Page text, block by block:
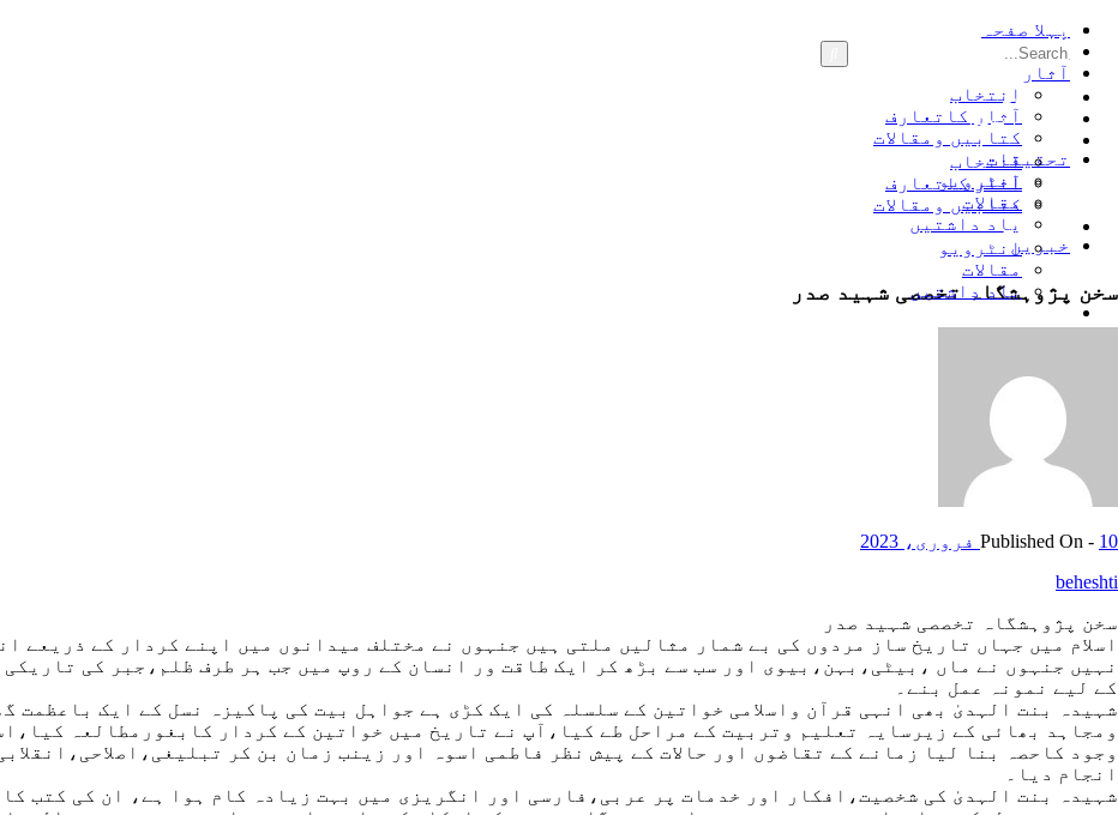
پہلا صفحہ
سوانح زندگی
آثار
انتخاب
آثار کاتعارف
کتابیں ومقالات
تحقیقات
انٹرویو
مقالات
یاد داشتیں
پہلا صفحہ
سوانح زندگی
آثار
انتخاب
آثار کاتعارف
کتابیں ومقالات
تحقیقات
انٹرویو
مقالات
یاد داشتیں
خبریں
سخن پژوہشگاہ تخصصی شہید صدر
Published On - 10 فروری، 2023
beheshti
سخن پژوہشگاہ تخصصی شہید صدر
اسلام میں جہاں تاریخ ساز مردوں کی بے شمار مثالیں ملتی ہیں جنہوں نے مختلف میدانوں میں اپنے کردار کے ذریعے
نہیں جنہوں نے ماں ،بیٹی،بہن،بیوی اور سب سے بڑھ کر ایک طاقت ور انسان کے روپ میں جب ہر طرف ظلم،جبر کی
کے لیے نمونہ عمل بنے۔
شہیدہ بنت الہدیٰ بھی انہی قرآن واسلامی خواتین کے سلسلہ کی ایک کڑی ہے جواہل بیت کی پاکیزہ نسل کے ایک باعظمت
ومجاہد بھائی کے زیرسایہ تعلیم وتربیت کے مراحل طے کیا،آپ نے تاریخ میں خواتین کے کردار کابغورمطالعہ
وجود کاحصہ بنا لیا زمانے کے تقاضوں اور حالات کے پیش نظر فاطمی اسوہ اور زینب زمان بن کر
انجام دیا۔
شہیدہ بنت الہدیٰ کی شخصیت،افکار اور خدمات پر عربی،فارسی اور انگریزی میں بہت زیادہ کام ہوا ہے، ان کی کتب